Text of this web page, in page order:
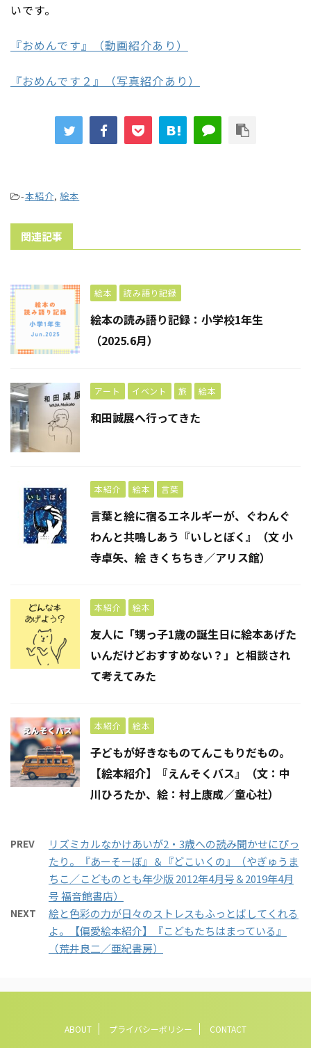
いです。
『おめんです』（動画紹介あり）
『おめんです２』（写真紹介あり）
-本紹介, 絵本
関連記事
絵本 読み語り記録
絵本の読み語り記録：小学校1年生
（2025.6月）
アート イベント 旅 絵本
和田誠展へ行ってきた
本紹介 絵本 言葉
言葉と絵に宿るエネルギーが、ぐわんぐ
わんと共鳴しあう『いしとぼく』（文 小
寺卓矢、絵 きくちちき／アリス館）
本紹介 絵本
友人に「甥っ子1歳の誕生日に絵本あげた
いんだけどおすすめない？」と相談され
て考えてみた
本紹介 絵本
子どもが好きなものてんこもりだもの。
【絵本紹介】『えんそくバス』（文：中
川ひろたか、絵：村上康成／童心社）
PREV
リズミカルなかけあいが2・3歳への読み聞かせにぴっ
たり。『あーそーぼ』＆『どこいくの』（やぎゅうま
ちこ／こどものとも年少版 2012年4月号＆2019年4月
号 福音館書店）
NEXT
絵と色彩の力が日々のストレスもふっとばしてくれる
よ。【偏愛絵本紹介】『こどもたちはまっている』
（荒井良二／亜紀書房）
ABOUT プライバシーポリシー CONTACT